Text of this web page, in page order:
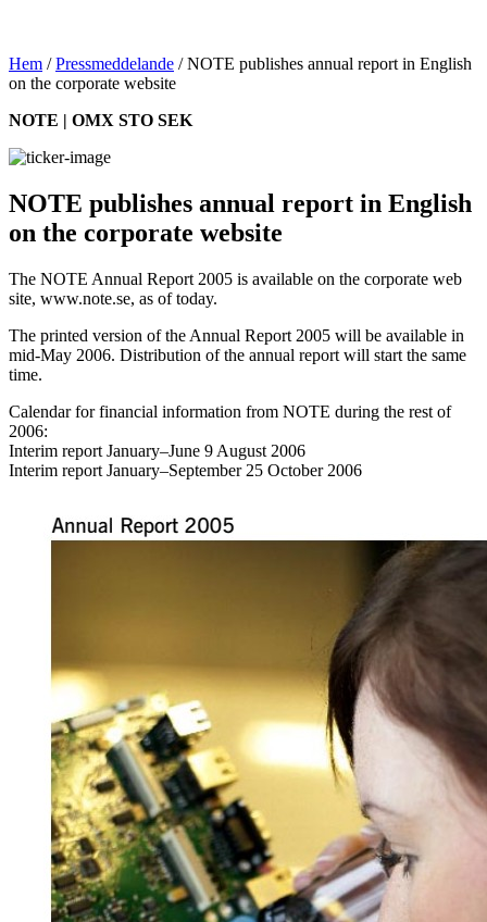
Hem /Pressmeddelande /NOTE publishes annual report in English
on the corporate website
NOTE | OMX STO SEK
NOTE publishes annual report in English
on the corporate website
The NOTE Annual Report 2005 is available on the corporate web
site, www.note.se, as of today.
The printed version of the Annual Report 2005 will be available in
mid-May 2006. Distribution of the annual report will start the same
time.
Calendar for financial information from NOTE during the rest of
2006:
Interim report January–June 9 August 2006
Interim report January–September 25 October 2006